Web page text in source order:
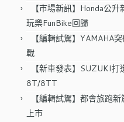
【市場新訊】Honda公
玩樂FunBike回歸
【編輯試駕】YAMAHA
戰
【新車發表】SUZUKI
8T/8TT
【編輯試駕】都會旅跑
上市